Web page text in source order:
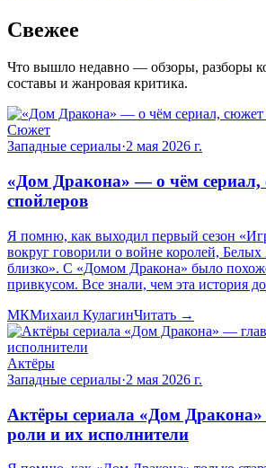
Свежее
Что вышло недавно — обзоры, разборы
составы и жанровая критика.
Сюжет
Западные сериалы·2 мая 2026 г.
«Дом Дракона» — о чём сериал,
спойлеров
Я помню, как выходил первый сезон
вокруг говорили о войне королей,
близко». С «Домом Дракона» было
привкусом. Все знали, чем эта история
МКМихаил КулагинЧитать →
Актёры
Западные сериалы·2 мая 2026 г.
Актёры сериала «Дом
роли и их исполнители